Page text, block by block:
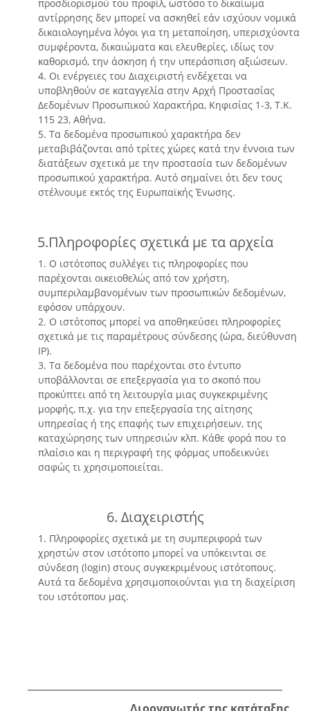
προσδιορισμού του προφίλ, ωστόσο το δικαίωμα
αντίρρησης δεν μπορεί να ασκηθεί εάν ισχύουν νομικά
δικαιολογημένα λόγοι για τη μεταποίηση, υπερισχύοντα
συμφέροντα, δικαιώματα και ελευθερίες, ιδίως τον
καθορισμό, την άσκηση ή την υπεράσπιση αξιώσεων.
4. Οι ενέργειες του Διαχειριστή ενδέχεται να
υποβληθούν σε καταγγελία στην Αρχή Προστασίας
Δεδομένων Προσωπικού Χαρακτήρα, Κηφισίας 1-3, Τ.Κ.
115 23, Αθήνα.
5. Τα δεδομένα προσωπικού χαρακτήρα δεν
μεταβιβάζονται από τρίτες χώρες κατά την έννοια των
διατάξεων σχετικά με την προστασία των δεδομένων
προσωπικού χαρακτήρα. Αυτό σημαίνει ότι δεν τους
στέλνουμε εκτός της Ευρωπαϊκής Ένωσης.
5.Πληροφορίες σχετικά με τα αρχεία
1. Ο ιστότοπος συλλέγει τις πληροφορίες που
παρέχονται οικειοθελώς από τον χρήστη,
συμπεριλαμβανομένων των προσωπικών δεδομένων,
εφόσον υπάρχουν.
2. Ο ιστότοπος μπορεί να αποθηκεύσει πληροφορίες
σχετικά με τις παραμέτρους σύνδεσης (ώρα, διεύθυνση
IP).
3. Τα δεδομένα που παρέχονται στο έντυπο
υποβάλλονται σε επεξεργασία για το σκοπό που
προκύπτει από τη λειτουργία μιας συγκεκριμένης
μορφής, π.χ. για την επεξεργασία της αίτησης
υπηρεσίας ή της επαφής των επιχειρήσεων, της
καταχώρησης των υπηρεσιών κλπ. Κάθε φορά που το
πλαίσιο και η περιγραφή της φόρμας υποδεικνύει
σαφώς τι χρησιμοποιείται.
6. Διαχειριστής
1. Πληροφορίες σχετικά με τη συμπεριφορά των
χρηστών στον ιστότοπο μπορεί να υπόκεινται σε
σύνδεση (login) στους συγκεκριμένους ιστότοπους.
Αυτά τα δεδομένα χρησιμοποιούνται για τη διαχείριση
του ιστότοπου μας.